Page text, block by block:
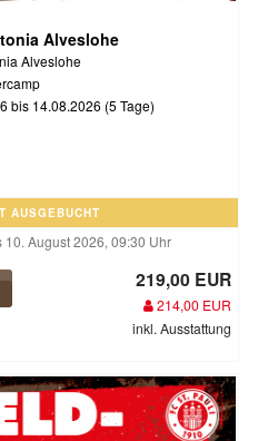
Alveslohe
Alveslohe
bis 14.08.2026 (5 Tage)
AUSGEBUCHT
August 2026, 09:30 Uhr
219,00 EUR
214,00 EUR
inkl. Ausstattung